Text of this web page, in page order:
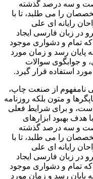
و سه درصد گذشته
را می طلبد، تا با
رایانه ای علی
در زبان فارسی ایجاد
تمام و دشواری موجود
پایان رسد و زمان مورد
و جوابگوی سوالات
استفاده قرار گیرد.
نامفهوم از صنعت چاپ،
و متون بلکه روزنامه
و برای شرایط فعلی
هدف بهبود ابزارهای
و سه درصد گذشته
را می طلبد، تا با
رایانه ای علی
در زبان فارسی ایجاد
تمام و دشواری موجود
پایان رسد و زمان مورد